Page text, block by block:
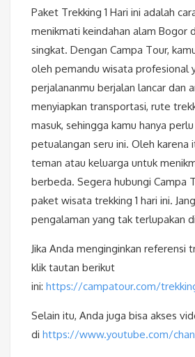
Paket Trekking 1 Hari ini adalah
menikmati keindahan alam Bogor
singkat. Dengan Campa Tour,
oleh pemandu wisata profesional
perjalananmu berjalan lancar dan
menyiapkan transportasi, rute
masuk, sehingga kamu hanya
petualangan seru ini. Oleh karena
teman atau keluarga untuk
berbeda. Segera hubungi Campa
paket wisata trekking 1 hari ini.
pengalaman yang tak terlupakan
Jika Anda menginginkan referensi
klik tautan berikut
ini: https://campatour.com/
Selain itu, Anda juga bisa akses
di https://www.youtube.com/